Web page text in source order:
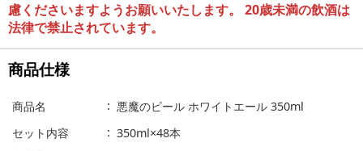
慮くださいますようお願いいたします。 20歳未満の飲酒は
法律で禁止されています。
商品仕様
商品名
悪魔のビール ホワイトエール 350ml
セット内容
350ml×48本